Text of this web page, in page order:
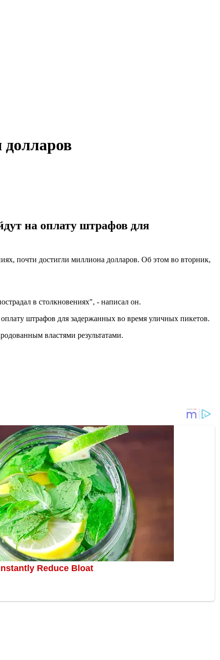
долларов
на оплату штрафов для
почти достигли миллиона долларов. Об этом во вторник,
в столкновениях", - написал он.
штрафов для задержанных во время уличных пикетов.
властями результатами.